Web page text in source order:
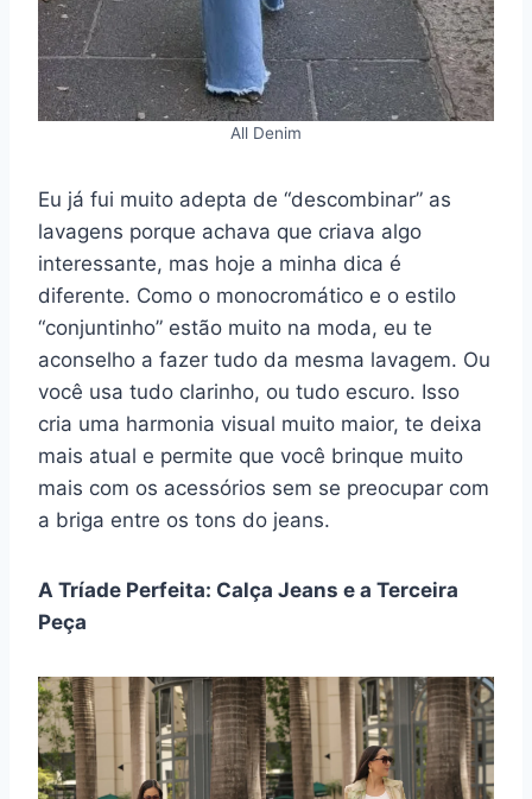
All Denim
Eu já fui muito adepta de “descombinar” as
lavagens porque achava que criava algo
interessante, mas hoje a minha dica é
diferente. Como o monocromático e o estilo
“conjuntinho” estão muito na moda, eu te
aconselho a fazer tudo da mesma lavagem. Ou
você usa tudo clarinho, ou tudo escuro. Isso
cria uma harmonia visual muito maior, te deixa
mais atual e permite que você brinque muito
mais com os acessórios sem se preocupar com
a briga entre os tons do jeans.
A Tríade Perfeita: Calça Jeans e a Terceira
Peça